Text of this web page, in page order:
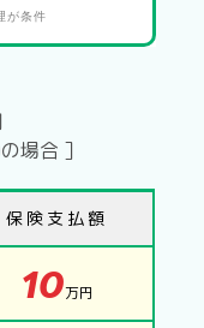
が条件
場合 ］
保険支払額
10万円